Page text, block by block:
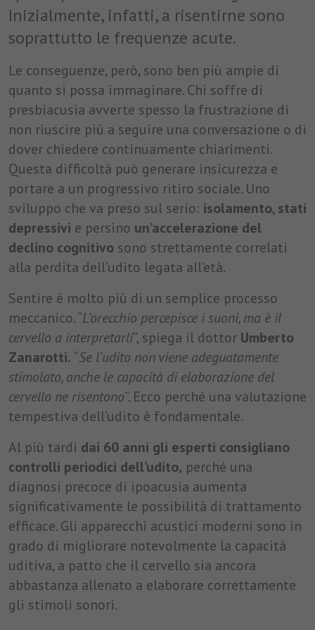
Inizialmente, infatti, a risentirne sono
soprattutto le frequenze acute.
Le conseguenze, però, sono ben più ampie di
quanto si possa immaginare. Chi soffre di
presbiacusia avverte spesso la frustrazione di
non riuscire più a seguire una conversazione o di
dover chiedere continuamente chiarimenti.
Questa difficoltà può generare insicurezza e
portare a un progressivo ritiro sociale. Uno
sviluppo che va preso sul serio: isolamento,stati
depressivi e persino un’accelerazione del
declino cognitivo sono strettamente correlati
alla perdita dell’udito legata all’età.
Sentire è molto più di un semplice processo
meccanico. “L’orecchio percepisce i suoni, ma è il
cervello a interpretarli”, spiega il dottor Umberto
Zanarotti. “Se l’udito non viene adeguatamente
stimolato, anche le capacità di elaborazione del
cervello ne risentono”. Ecco perché una valutazione
tempestiva dell’udito è fondamentale.
Al più tardi dai 60 anni gli esperti consigliano
controlli periodici dell’udito, perché una
diagnosi precoce di ipoacusia aumenta
significativamente le possibilità di trattamento
efficace. Gli apparecchi acustici moderni sono in
grado di migliorare notevolmente la capacità
uditiva, a patto che il cervello sia ancora
abbastanza allenato a elaborare correttamente
gli stimoli sonori.
disposizione.
Tracciano le preferenze per offrire servizi personalizzati. Non
sono necessari per il corretto funzionamento del sito, ma per
inviare offerte corrispondenti alle esigenze dell’utente, anche
tramite piattaforme terze.
Nome _fbp
Provider Facebook
Durata 3 Monate
Finalità
Questo cookie è impostato da Facebook per
visualizzare annunci pubblicitari su Facebook
o su una piattaforma digitale alimentata
visitato il sito web.
Nome fr
Provider Facebook
Durata 3 Monate
Finalità
mostrare agli utenti pubblicità pertinenti
tracciando il comportamento degli utenti sul
web, sui siti che hanno Facebook pixel o
Facebook social plugin.
Mostra dettagli cookie